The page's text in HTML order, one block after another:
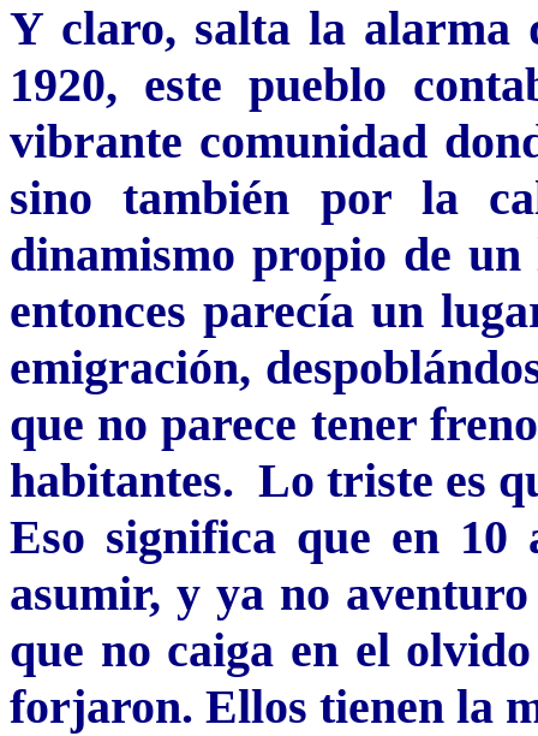
Y claro, salta la alarma
1920, este pueblo
vibrante comunidad
sino también por la
dinamismo propio de
entonces parecía un
emigración,
que no parece tener
habitantes. Lo triste es
Eso significa que en
asumir, y ya no
que no caiga en el
forjaron. Ellos tienen la